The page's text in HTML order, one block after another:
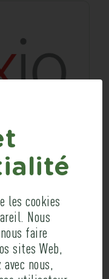
les cookies
Nous
faire
sites Web,
nous,